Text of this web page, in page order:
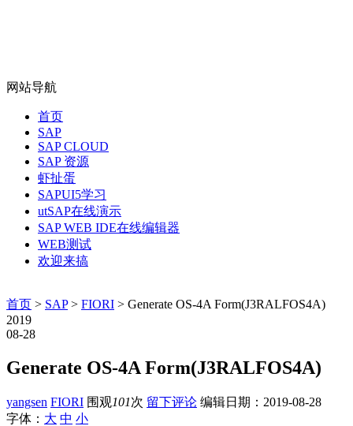
网站导航
首页
SAP
SAP CLOUD
SAP 资源
虾扯蛋
SAPUI5学习
utSAP在线演示
SAP WEB IDE在线编辑器
WEB测试
欢迎来搞
首页 > SAP> FIORI > Generate OS-4A Form(J3RALFOS4A)
2019
08-28
Generate OS-4A Form(J3RALFOS4A)
yangsen FIORI 围观101次 留下评论 编辑日期： 2019-08-28
字体： 大 中 小